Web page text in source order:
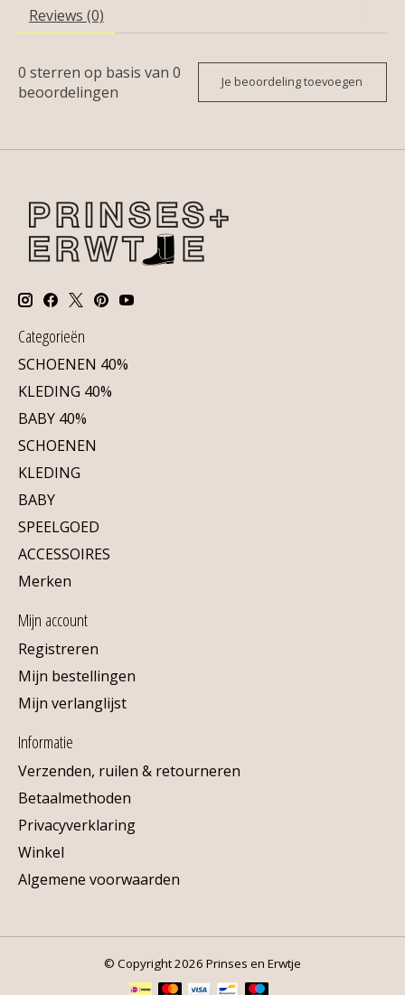
Reviews (0)
0 sterren op basis van 0
beoordelingen
Je beoordeling toevoegen
Categorieën
SCHOENEN 40%
KLEDING 40%
BABY 40%
SCHOENEN
KLEDING
BABY
SPEELGOED
ACCESSOIRES
Merken
Mijn account
Registreren
Mijn bestellingen
Mijn verlanglijst
Informatie
Verzenden, ruilen & retourneren
Betaalmethoden
Privacyverklaring
Winkel
Algemene voorwaarden
© Copyright 2026 Prinses en Erwtje